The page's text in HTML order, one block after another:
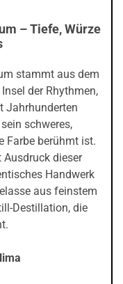
– Tiefe, Würze
stammt aus dem
der Rhythmen,
Jahrhunderten
schweres,
Farbe berühmt ist.
Ausdruck dieser
Handwerk
aus feinstem
Destillation, die